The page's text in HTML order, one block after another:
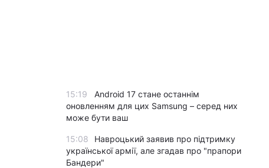
15:19
Android 17 стане останнім
оновленням для цих Samsung – серед них
може бути ваш
15:08
Навроцький заявив про підтримку
української армії, але згадав про "прапори
Бандери"